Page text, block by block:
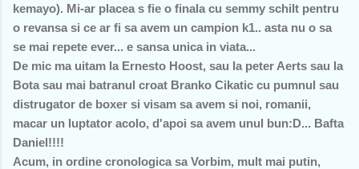
kemayo). Mi-ar placea s fie o finala cu semmy schilt pentru
o revansa si ce ar fi sa avem un campion k1.. asta nu o sa
se mai repete ever... e sansa unica in viata...
De mic ma uitam la Ernesto Hoost, sau la peter Aerts sau la
Bota sau mai batranul croat Branko Cikatic cu pumnul sau
distrugator de boxer si visam sa avem si noi, romanii,
macar un luptator acolo, d'apoi sa avem unul bun:D... Bafta
Daniel!!!!
Acum, in ordine cronologica sa Vorbim, mult mai putin,